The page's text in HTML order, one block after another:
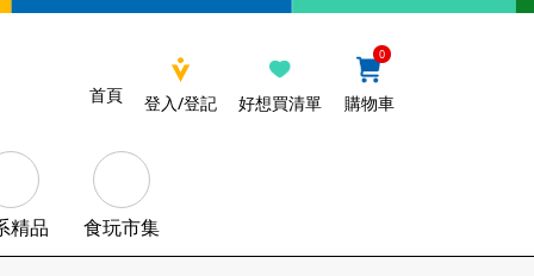
首頁 登入/登記 好想買清單
0
購物車
精品 食玩市集